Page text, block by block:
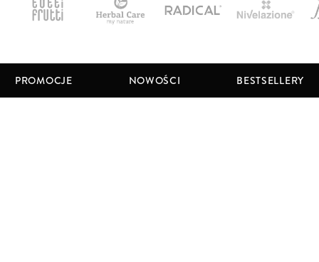
PROMOCJE NOWOŚCI BESTSELLERY